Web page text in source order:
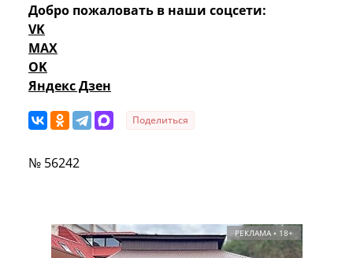
Добро пожаловать в наши соцсети:
VK
MAX
OK
Яндекс Дзен
Поделиться
№ 56242
РЕКЛАМА • 18+